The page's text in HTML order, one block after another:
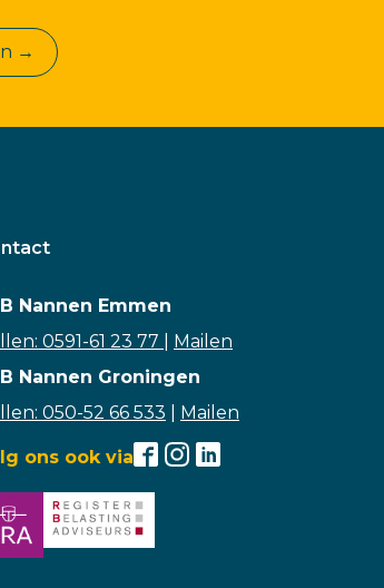
→
Nannen Emmen
0591-61 23 77
Mailen
Nannen Groningen
050-52 66 533
Mailen
ons ook via